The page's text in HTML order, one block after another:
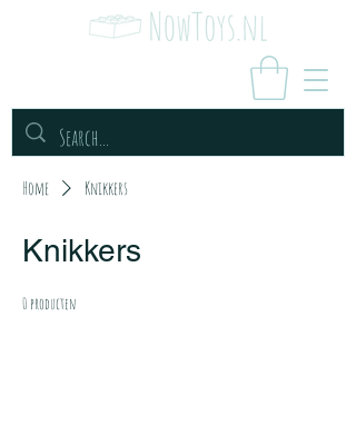
Home Knikkers
Knikkers
0 producten